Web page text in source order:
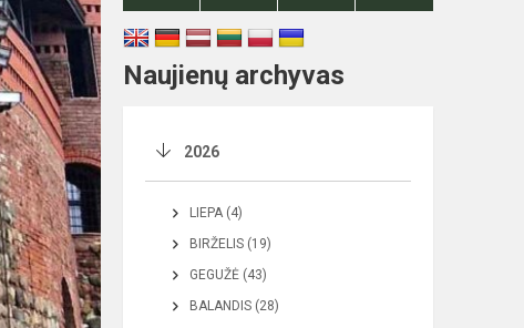
Naujienų archyvas
2026
LIEPA (4)
BIRŽELIS (19)
GEGUŽĖ (43)
BALANDIS (28)